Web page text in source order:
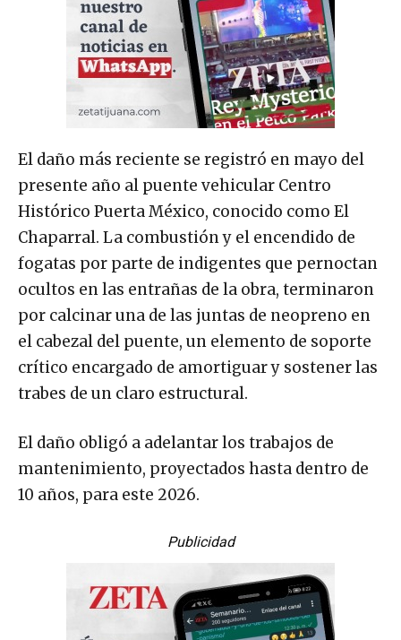
El daño más reciente se registró en mayo del
presente año al puente vehicular Centro
Histórico Puerta México, conocido como El
Chaparral. La combustión y el encendido de
fogatas por parte de indigentes que pernoctan
ocultos en las entrañas de la obra, terminaron
por calcinar una de las juntas de neopreno en
el cabezal del puente, un elemento de soporte
crítico encargado de amortiguar y sostener las
trabes de un claro estructural.
El daño obligó a adelantar los trabajos de
mantenimiento, proyectados hasta dentro de
10 años, para este 2026.
Publicidad